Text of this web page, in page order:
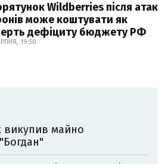
Wildberries після атак
може коштувати як
дефіциту бюджету РФ
19:50
майно